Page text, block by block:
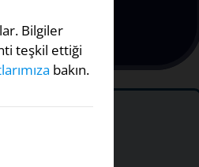
Bilgiler
teşkil ettiği
bakın.